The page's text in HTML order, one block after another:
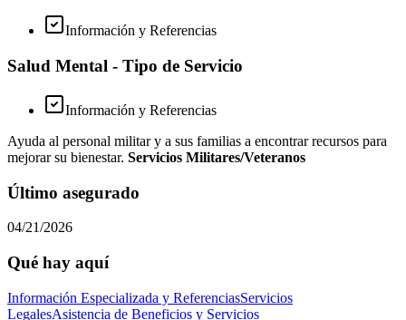
Información y Referencias
Salud Mental - Tipo de Servicio
Información y Referencias
Ayuda al personal militar y a sus familias a encontrar recursos para
mejorar su bienestar. Servicios Militares/Veteranos
Último asegurado
04/21/2026
Qué hay aquí
Información Especializada y ReferenciasServicios
LegalesAsistencia de Beneficios y Servicios